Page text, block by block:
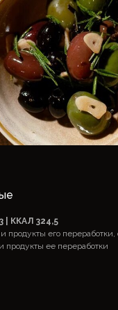
| ККАЛ 324,5
продукты его
продукты ее переработки